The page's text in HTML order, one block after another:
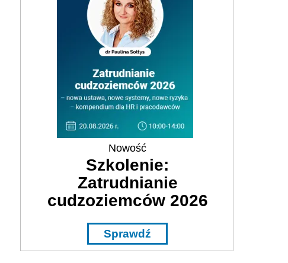
Nowość
Szkolenie:
Zatrudnianie
cudzoziemców 2026
Sprawdź